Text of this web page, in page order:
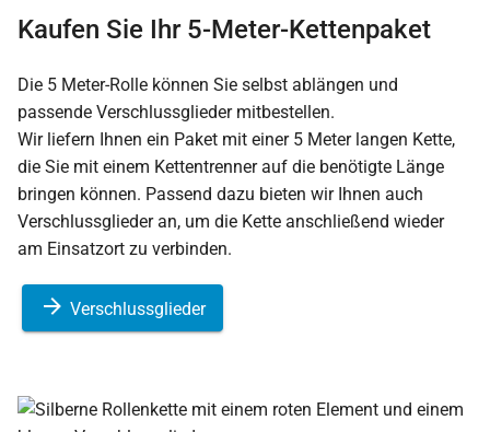
Kaufen Sie Ihr 5-Meter-Kettenpaket
Die 5 Meter-Rolle können Sie selbst ablängen und
passende Verschlussglieder mitbestellen.
Wir liefern Ihnen ein Paket mit einer 5 Meter langen Kette,
die Sie mit einem Kettentrenner auf die benötigte Länge
bringen können. Passend dazu bieten wir Ihnen auch
Verschlussglieder an, um die Kette anschließend wieder
am Einsatzort zu verbinden.
Verschlussglieder